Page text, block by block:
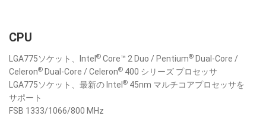
CPU
LGA775ソケット、Intel ® Core™ 2 Duo / Pentium® Dual-Core /
Celeron® Dual-Core / Celeron® 400 シリーズ プロセッサ
LGA775ソケット、最新の Intel ® 45nm マルチコアプロセッサを
サポート
FSB 1333/1066/800 MHz